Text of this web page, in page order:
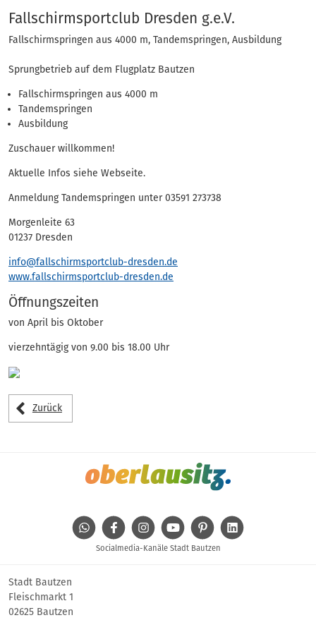
Eintrag
Fallschirmsportclub Dresden g.e.V.
Fallschirmspringen aus 4000 m, Tandemspringen, Ausbildung
Sprungbetrieb auf dem Flugplatz Bautzen
Fallschirmspringen aus 4000 m
Tandemspringen
Ausbildung
Zuschauer willkommen!
Aktuelle Infos siehe Webseite.
Anmeldung Tandemspringen unter 03591 273738
Morgenleite 63
01237 Dresden
info@fallschirmsportclub-dresden.de
www.fallschirmsportclub-dresden.de
Öffnungszeiten
von April bis Oktober
vierzehntägig von 9.00 bis 18.00 Uhr
Zurück
WhatsAppFacebookInstagramYoutube Pinterest
Socialmedia-Kanäle Stadt Bautzen
Stadt Bautzen
Fleischmarkt 1
02625 Bautzen